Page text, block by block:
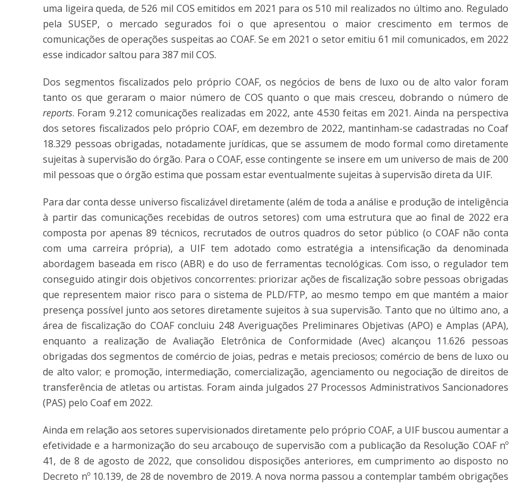
uma ligeira queda, de 526 mil COS emitidos em 2021 para os 510 mil realizados no último ano. Regulado
pela SUSEP, o mercado segurados foi o que apresentou o maior crescimento em termos de
comunicações de operações suspeitas ao COAF. Se em 2021 o setor emitiu 61 mil comunicados, em 2022
esse indicador saltou para 387 mil COS.
Dos segmentos fiscalizados pelo próprio COAF, os negócios de bens de luxo ou de alto valor foram
tanto os que geraram o maior número de COS quanto o que mais cresceu, dobrando o número de
reports. Foram 9.212 comunicações realizadas em 2022, ante 4.530 feitas em 2021. Ainda na perspectiva
dos setores fiscalizados pelo próprio COAF, em dezembro de 2022, mantinham-se cadastradas no Coaf
18.329 pessoas obrigadas, notadamente jurídicas, que se assumem de modo formal como diretamente
sujeitas à supervisão do órgão. Para o COAF, esse contingente se insere em um universo de mais de 200
mil pessoas que o órgão estima que possam estar eventualmente sujeitas à supervisão direta da UIF.
Para dar conta desse universo fiscalizável diretamente (além de toda a análise e produção de inteligência
à partir das comunicações recebidas de outros setores) com uma estrutura que ao final de 2022 era
composta por apenas 89 técnicos, recrutados de outros quadros do setor público (o COAF não conta
com uma carreira própria), a UIF tem adotado como estratégia a intensificação da denominada
abordagem baseada em risco (ABR) e do uso de ferramentas tecnológicas. Com isso, o regulador tem
conseguido atingir dois objetivos concorrentes: priorizar ações de fiscalização sobre pessoas obrigadas
que representem maior risco para o sistema de PLD/FTP, ao mesmo tempo em que mantém a maior
presença possível junto aos setores diretamente sujeitos à sua supervisão. Tanto que no último ano, a
área de fiscalização do COAF concluiu 248 Averiguações Preliminares Objetivas (APO) e Amplas (APA),
enquanto a realização de Avaliação Eletrônica de Conformidade (Avec) alcançou 11.626 pessoas
obrigadas dos segmentos de comércio de joias, pedras e metais preciosos; comércio de bens de luxo ou
de alto valor; e promoção, intermediação, comercialização, agenciamento ou negociação de direitos de
transferência de atletas ou artistas. Foram ainda julgados 27 Processos Administrativos Sancionadores
(PAS) pelo Coaf em 2022.
Ainda em relação aos setores supervisionados diretamente pelo próprio COAF, a UIF buscou aumentar a
efetividade e a harmonização do seu arcabouço de supervisão com a publicação da Resolução COAF nº
41, de 8 de agosto de 2022, que consolidou disposições anteriores, em cumprimento ao disposto no
Decreto nº 10.139, de 28 de novembro de 2019. A nova norma passou a contemplar também obrigações